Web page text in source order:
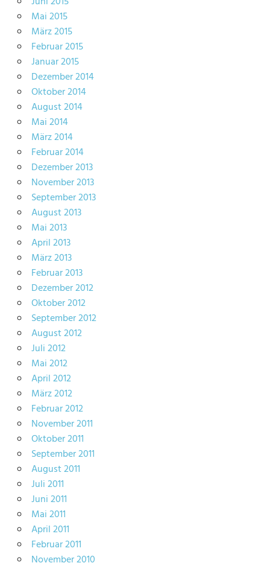
Mai 2015
März 2015
Februar 2015
Januar 2015
Dezember 2014
Oktober 2014
August 2014
Mai 2014
März 2014
Februar 2014
Dezember 2013
November 2013
September 2013
August 2013
Mai 2013
April 2013
März 2013
Februar 2013
Dezember 2012
Oktober 2012
September 2012
August 2012
Juli 2012
Mai 2012
April 2012
März 2012
Februar 2012
November 2011
Oktober 2011
September 2011
August 2011
Juli 2011
Juni 2011
Mai 2011
April 2011
Februar 2011